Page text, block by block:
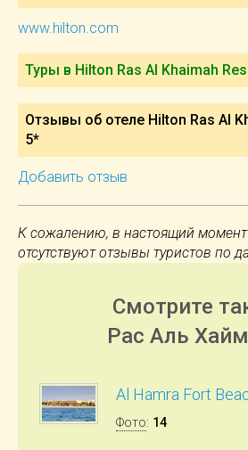
www.hilton.com
Туры в Hilton Ras Al Khaimah
Отзывы об отеле Hilton Ras Al
5*
Добавить отзыв
К сожалению, в настоящий
отсутствуют отзывы туристов по
Смотрите
Рас Аль
Al Hamra Fort
Фото: 14